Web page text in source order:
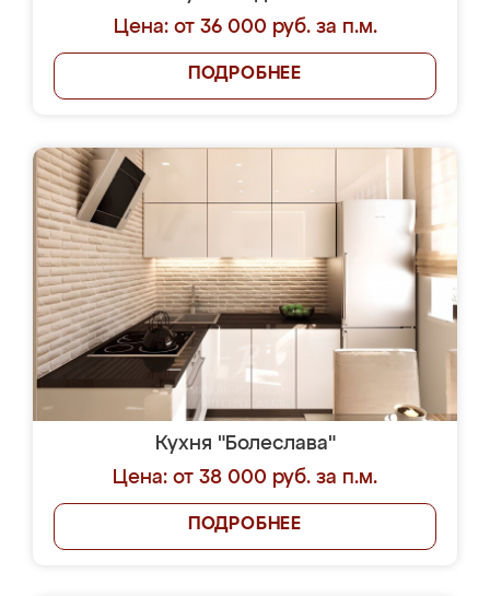
Цена: от 36 000 руб. за п.м.
ПОДРОБНЕЕ
Кухня "Болеслава"
Цена: от 38 000 руб. за п.м.
ПОДРОБНЕЕ